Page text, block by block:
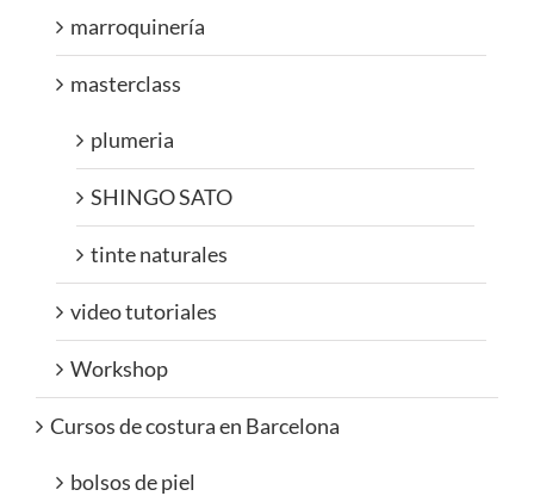
marroquinería
masterclass
plumeria
SHINGO SATO
tinte naturales
video tutoriales
Workshop
Cursos de costura en Barcelona
bolsos de piel